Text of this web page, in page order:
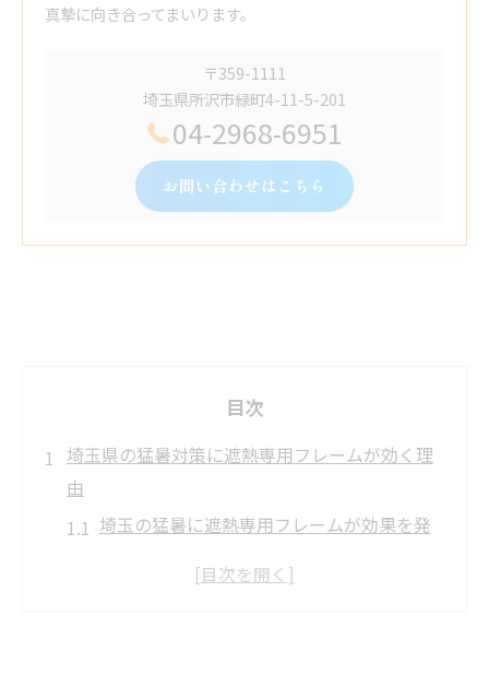
真摯に向き合ってまいります。
〒359-1111
埼玉県所沢市緑町4-11-5-201
04-2968-6951
お問い合わせはこちら
目次
埼玉県の猛暑対策に遮熱専用フレームが効く理
由
埼玉の猛暑に遮熱専用フレームが効果を発